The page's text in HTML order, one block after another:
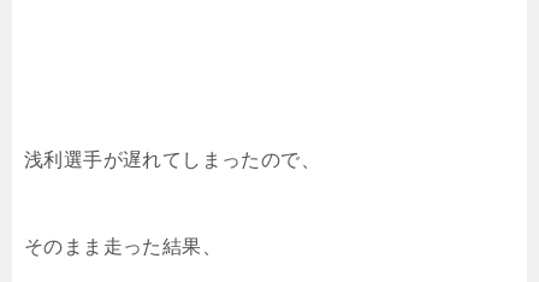
浅利選手が遅れてしまったので、
そのまま走った結果、